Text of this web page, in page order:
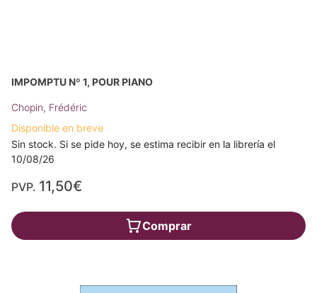
IMPOMPTU Nº 1, POUR PIANO
Chopin, Frédéric
Disponible en breve
Sin stock. Si se pide hoy, se estima recibir en la librería el
10/08/26
PVP. 11,50€
Comprar